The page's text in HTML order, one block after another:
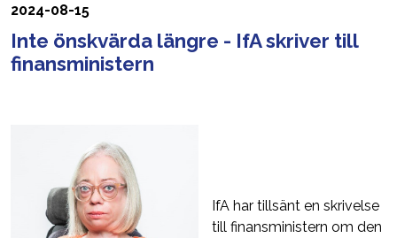
2024-08-15
Inte önskvärda längre - IfA skriver till
finansministern
IfA har tillsänt en skrivelse
till finansministern om den